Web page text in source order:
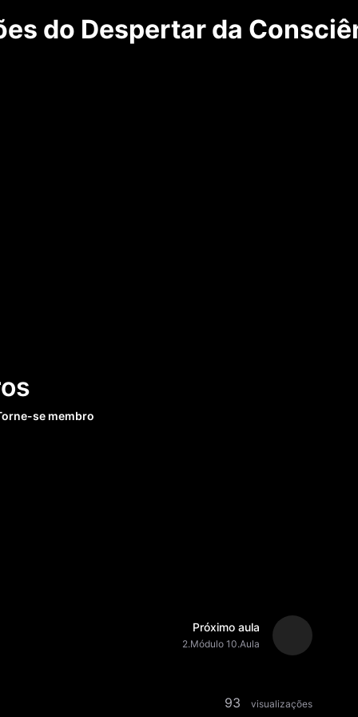
se membro
Próximo aula
2.Módulo 10.Aula
93 visualizações